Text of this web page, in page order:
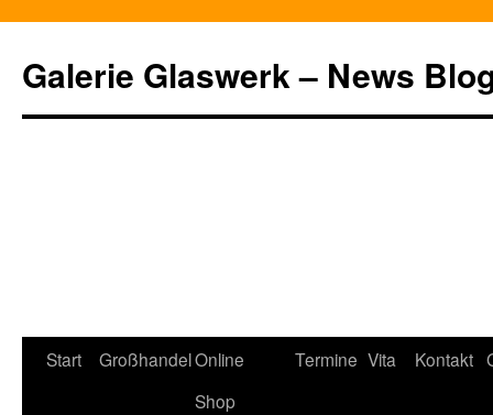
springen
Galerie Glaswerk – News
Start GroßhandelOnline
Shop
Termine Vita Kontakt